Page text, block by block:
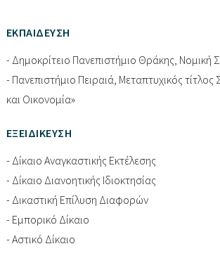
ΕΚΠΑΊΔΕΥΣΗ
- Δημοκρίτειο Πανεπιστήμιο Θράκης, Νομική
- Πανεπιστήμιο Πειραιά, Μεταπτυχικός
και Οικονομία»
ΕΞΕΙΔΊΚΕΥΣΗ
- Δίκαιο Αναγκαστικής Εκτέλεσης
- Δίκαιο Διανοητικής Ιδιοκτησίας
- Δικαστική Επίλυση Διαφορών
- Εμπορικό Δίκαιο
- Αστικό Δίκαιο